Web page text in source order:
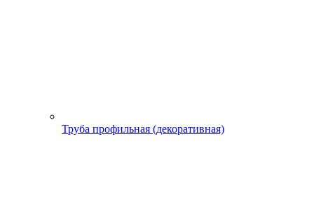
Труба профильная (декоративная)